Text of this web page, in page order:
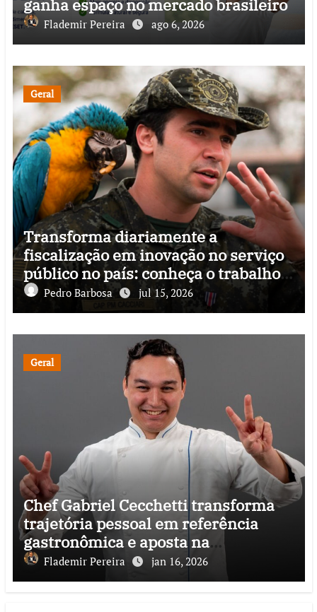
ganha espaço no mercado brasileiro
Flademir Pereira ago 6, 2026
Geral
Transforma diariamente a
fiscalização em inovação no serviço
público no país: conheça o trabalho
do Capitão Cacciari, uma vida
dedicada a proteger
Pedro Barbosa jul 15, 2026
Geral
Chef Gabriel Cecchetti transforma
trajetória pessoal em referência
gastronômica e aposta na
democratização da boa comida no
Brasil
Flademir Pereira jan 16, 2026